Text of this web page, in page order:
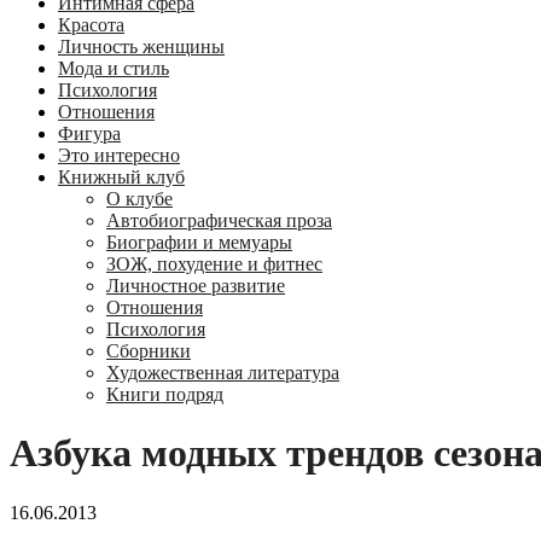
Красота
Личность женщины
Мода и стиль
Психология
Отношения
Фигура
Это интересно
Книжный клуб
О клубе
Автобиографическая проза
Биографии и мемуары
ЗОЖ, похудение и фитнес
Личностное развитие
Отношения
Психология
Сборники
Художественная литература
Книги подряд
Азбука модных трендов
16.06.2013